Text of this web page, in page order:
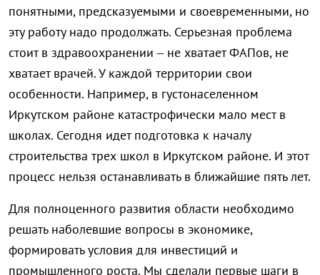
понятными, предсказуемыми и своевременными, но
эту работу надо продолжать. Серьезная проблема
стоит в здравоохранении – не хватает ФАПов, не
хватает врачей. У каждой территории свои
особенности. Например, в густонаселенном
Иркутском районе катастрофически мало мест в
школах. Сегодня идет подготовка к началу
строительства трех школ в Иркутском районе. И этот
процесс нельзя останавливать в ближайшие пять лет.
Для полноценного развития области необходимо
решать наболевшие вопросы в экономике,
формировать условия для инвестиций и
промышленного роста. Мы сделали первые шаги в